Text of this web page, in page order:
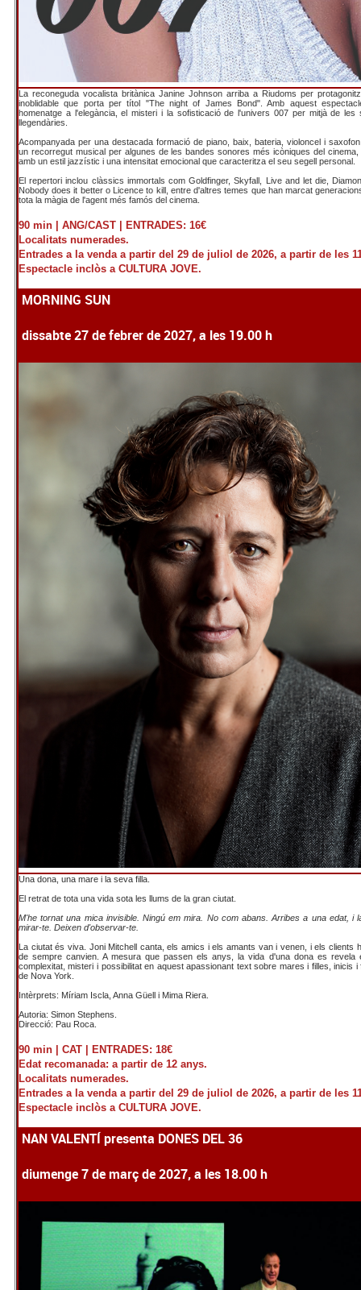
La reconeguda vocalista britànica Janine Johnson arriba a Riudoms per
inoblidable que porta per títol "The night of James Bond". Amb aquest
homenatge a l'elegància, el misteri i la sofisticació de l'univers 007 per mitjà de les
llegendàries.
Acompanyada per una destacada formació de piano, baix, bateria, violoncel i
un recorregut musical per algunes de les bandes sonores més icòniques del cinema,
amb un estil jazzístic i una intensitat emocional que caracteritza el seu segell personal.
El repertori inclou clàssics immortals com Goldfinger, Skyfall, Live and let die,
Nobody does it better o Licence to kill, entre d'altres temes que han marcat
tota la màgia de l'agent més famós del cinema.
90 min | ANG/CAST |
ENTRADES: 16€
Localitats numerades.
Entrades a la venda a partir del 29 de juliol de 2026, a partir de les
Espectacle inclòs a CULTURA JOVE.
MORNING SUN
dissabte 27 de febrer de 2027, a les 19.00 h
Una dona, una mare i la seva filla.
El retrat de tota una vida sota les llums de la gran ciutat.
M'he tornat una mica invisible. Ningú em mira. No com abans. Arribes a una edat, i
mirar-te. Deixen d'observar-te.
La ciutat és viva. Joni Mitchell canta, els amics i els amants van i venen, i els clients
de sempre canvien. A mesura que passen els anys, la vida d'una dona es revela
complexitat, misteri i possibilitat en aquest apassionant text sobre mares i filles, inicis i
de Nova York.
Intèrprets: Míriam Iscla, Anna Güell i Mima Riera.
Autoria: Simon Stephens.
Direcció: Pau Roca.
90 min | CAT |
ENTRADES: 18€
Edat recomanada: a partir de 12 anys.
Localitats numerades.
Entrades a la venda a partir del 29 de juliol de 2026, a partir de les
Espectacle inclòs a CULTURA JOVE.
NAN VALENTÍ presenta DONES DEL 36
diumenge 7 de març de 2027, a les 18.00 h